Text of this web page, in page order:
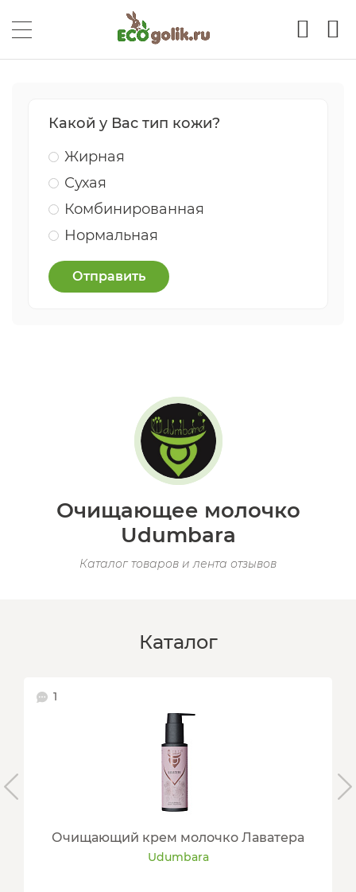
Какой у Вас тип кожи?
Жирная
Сухая
Комбинированная
Нормальная
Отправить
Очищающее молочко
Udumbara
Каталог товаров и лента отзывов
Каталог
1
Очищающий крем молочко Лаватера
Udumbara